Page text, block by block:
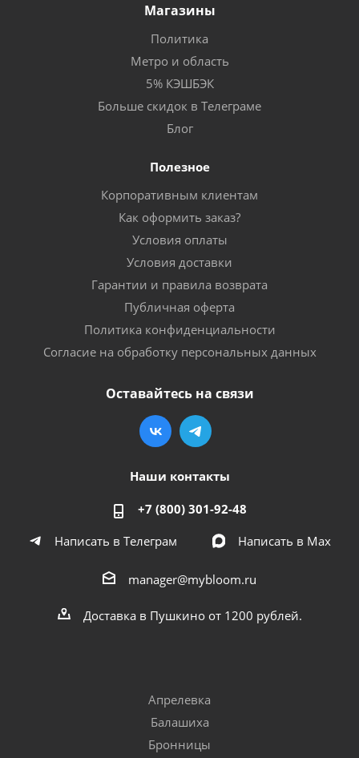
Магазины
Политика
Метро и область
5% КЭШБЭК
Больше скидок в Телеграме
Блог
Полезное
Корпоративным клиентам
Как оформить заказ?
Условия оплаты
Условия доставки
Гарантии и правила возврата
Публичная оферта
Политика конфиденциальности
Согласие на обработку персональных данных
Оставайтесь на связи
Наши контакты
+7 (800) 301-92-48
Написать в Телеграм
Написать в Мах
manager@mybloom.ru
Доставка в Пушкино от 1200 рублей.
Апрелевка
Балашиха
Бронницы